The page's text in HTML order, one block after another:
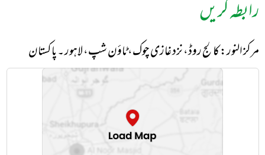
رابطہ کریں
مرکز النور: کالج روڈ، نزد غازی چوک، ٹاؤن شپ، لاہور ۔ پاکستان